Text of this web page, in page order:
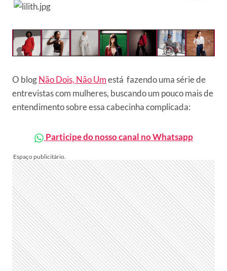
O blogNão Dois, Não Umestá fazendo uma série de
entrevistas com mulheres, buscando um pouco mais de
entendimento sobre essa cabecinha complicada:
Participe do nosso canal no Whatsapp